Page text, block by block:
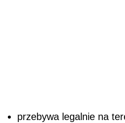
przebywa legalnie na